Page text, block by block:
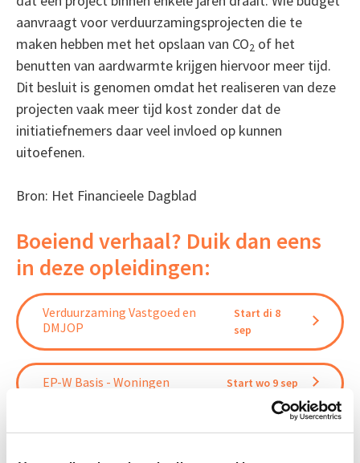
aanvraagt voor verduurzamingsprojecten die te
maken hebben met het opslaan van CO2 of het
benutten van aardwarmte krijgen hiervoor meer tijd.
Dit besluit is genomen omdat het realiseren van deze
projecten vaak meer tijd kost zonder dat de
initiatiefnemers daar veel invloed op kunnen
uitoefenen.
Bron: Het Financieele Dagblad
Boeiend verhaal? Duik dan eens
in deze opleidingen:
Verduurzaming Vastgoed en
DMJOP
Start di 8
sep
EP-W Basis - Woningen Start wo 9 sep
Circulair Bouwen Start do 24 sep